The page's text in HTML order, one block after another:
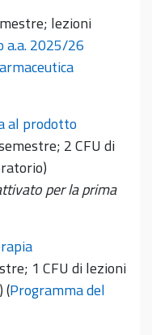
lezioni
a.a. 2025/26
al prodotto
2 CFU di
per la prima
1 CFU di lezioni
(Programma del